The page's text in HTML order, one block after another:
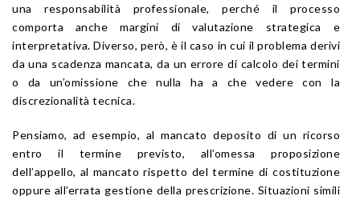
una responsabilità professionale, perché il processo
comporta anche margini di valutazione strategica e
interpretativa. Diverso, però, è il caso in cui il problema derivi
da una scadenza mancata, da un errore di calcolo dei termini
o da un’omissione che nulla ha a che vedere con la
discrezionalità tecnica.
Pensiamo, ad esempio, al mancato deposito di un ricorso
entro il termine previsto, all’omessa proposizione
dell’appello, al mancato rispetto del termine di costituzione
oppure all’errata gestione della prescrizione. Situazioni simili